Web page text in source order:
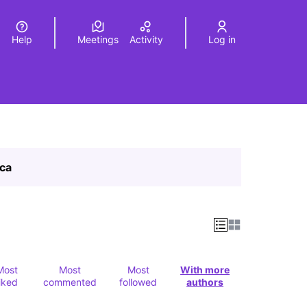
Elegir el idiomaChoose language
Help Meetings Activity Log in
Most
commented
Most
followed
With more
authors